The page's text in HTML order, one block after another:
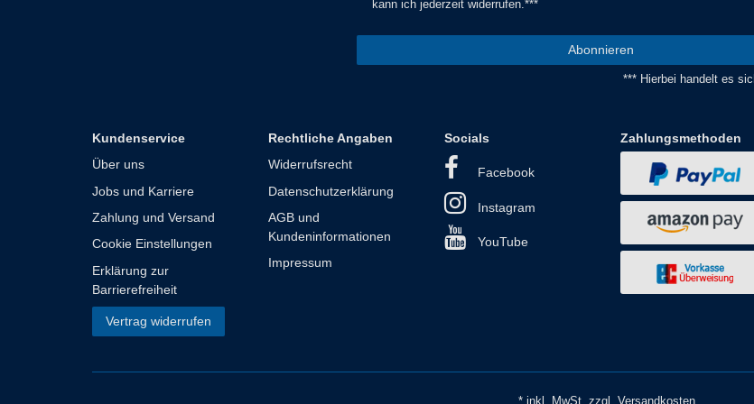
kann ich jederzeit widerrufen.***
Abonnieren
*** Hierbei handelt es
Kundenservice
Über uns
Jobs und Karriere
Zahlung und Versand
Cookie Einstellungen
Erklärung zur
Barrierefreiheit
Vertrag widerrufen
Rechtliche Angaben
Widerrufsrecht
Datenschutzerklärung
AGB und
Kundeninformationen
Impressum
Socials
Facebook
Instagram
YouTube
Zahlungsmethoden